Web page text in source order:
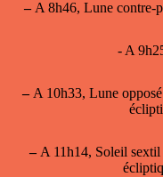
–A 8h46, Lune contre-
- A
–A 10h33, Lune
–A 11h14, Soleil sextil